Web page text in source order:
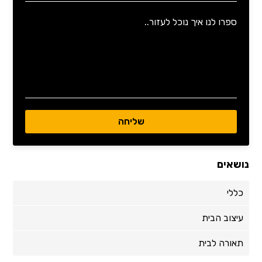
נושאים
כללי
עיצוב הבית
תאורה לבית